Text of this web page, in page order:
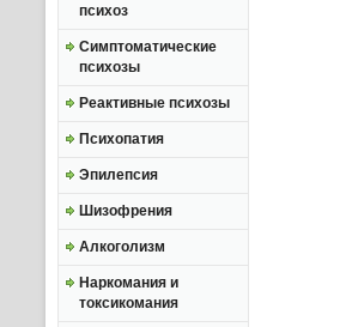
психоз
Симптоматические
психозы
Реактивные психозы
Психопатия
Эпилепсия
Шизофрения
Алкоголизм
Наркомания и
токсикомания